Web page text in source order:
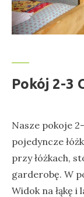
Pokój 2-3
Nasze pokoje
pojedyncze
przy łóżkach,
garderobę. W
Widok na łąkę i